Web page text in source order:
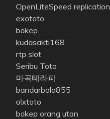
OpenLiteSpeed replication
exototo
bokep
kudasakti168
rtp slot
Seribu Toto
마곡테라피
bandarbola855
olxtoto
bokep orang utan